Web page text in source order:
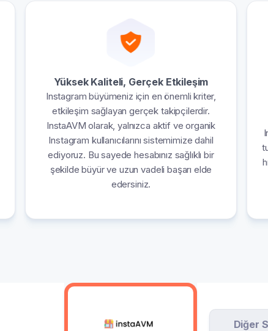
Yüksek Kaliteli, Gerçek Etkileşim
Instagram büyümeniz için en önemli kriter,
etkileşim sağlayan gerçek takipçilerdir.
InstaAVM olarak, yalnızca aktif ve organik
Instagram kullanıcılarını sistemimize dahil
ediyoruz. Bu sayede hesabınız sağlıklı bir
şekilde büyür ve uzun vadeli başarı elde
edersiniz.
Diğer